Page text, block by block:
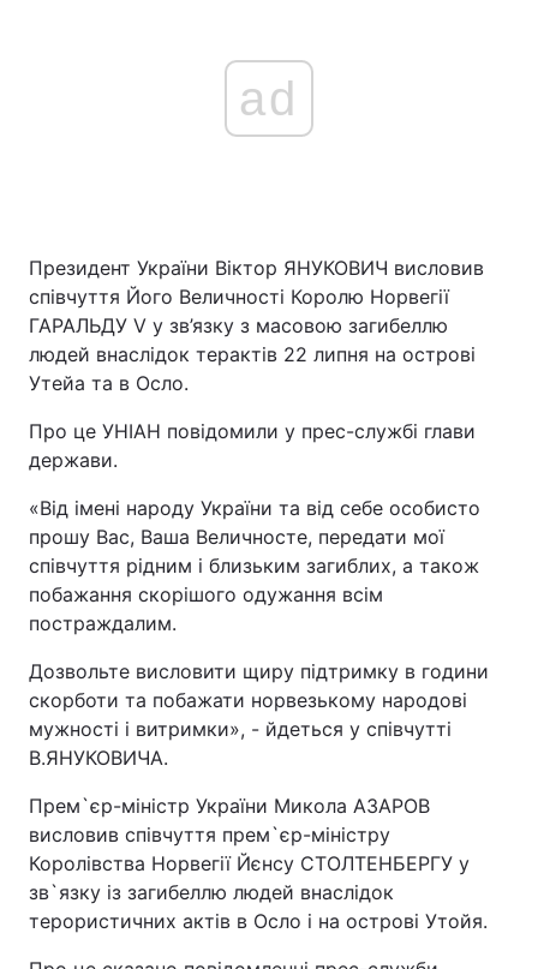
ad
Президент України Віктор ЯНУКОВИЧ висловив
співчуття Його Величності Королю Норвегії
ГАРАЛЬДУ V у зв’язку з масовою загибеллю
людей внаслідок терактів 22 липня на острові
Утейа та в Осло.
Про це УНІАН повідомили у прес-службі глави
держави.
«Від імені народу України та від себе особисто
прошу Вас, Ваша Величносте, передати мої
співчуття рідним і близьким загиблих, а також
побажання скорішого одужання всім
постраждалим.
Дозвольте висловити щиру підтримку в години
скорботи та побажати норвезькому народові
мужності і витримки», - йдеться у співчутті
В.ЯНУКОВИЧА.
Прем`єр-міністр України Микола АЗАРОВ
висловив співчуття прем`єр-міністру
Королівства Норвегії Йєнсу СТОЛТЕНБЕРГУ у
зв`язку із загибеллю людей внаслідок
терористичних актів в Осло і на острові Утойя.